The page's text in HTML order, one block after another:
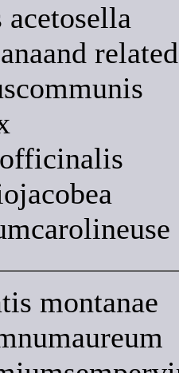
related
montanae